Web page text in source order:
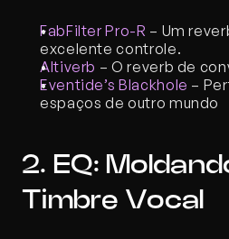
FabFilter Pro-R – Um
excelente controle.
Altiverb – O reverb de
Eventide’s Blackhole –
espaços de outro mundo
2. EQ:
Timbre Vocal